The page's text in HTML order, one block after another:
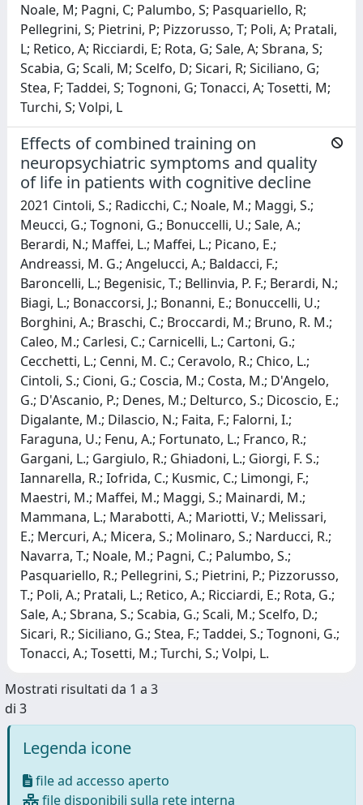
Noale, M; Pagni, C; Palumbo, S; Pasquariello, R;
Pellegrini, S; Pietrini, P; Pizzorusso, T; Poli, A; Pratali,
L; Retico, A; Ricciardi, E; Rota, G; Sale, A; Sbrana, S;
Scabia, G; Scali, M; Scelfo, D; Sicari, R; Siciliano, G;
Stea, F; Taddei, S; Tognoni, G; Tonacci, A; Tosetti, M;
Turchi, S; Volpi, L
Effects of combined training on
neuropsychiatric symptoms and quality
of life in patients with cognitive decline
2021 Cintoli, S.; Radicchi, C.; Noale, M.; Maggi, S.;
Meucci, G.; Tognoni, G.; Bonuccelli, U.; Sale, A.;
Berardi, N.; Maffei, L.; Maffei, L.; Picano, E.;
Andreassi, M. G.; Angelucci, A.; Baldacci, F.;
Baroncelli, L.; Begenisic, T.; Bellinvia, P. F.; Berardi, N.;
Biagi, L.; Bonaccorsi, J.; Bonanni, E.; Bonuccelli, U.;
Borghini, A.; Braschi, C.; Broccardi, M.; Bruno, R. M.;
Caleo, M.; Carlesi, C.; Carnicelli, L.; Cartoni, G.;
Cecchetti, L.; Cenni, M. C.; Ceravolo, R.; Chico, L.;
Cintoli, S.; Cioni, G.; Coscia, M.; Costa, M.; D'Angelo,
G.; D'Ascanio, P.; Denes, M.; Delturco, S.; Dicoscio, E.;
Digalante, M.; Dilascio, N.; Faita, F.; Falorni, I.;
Faraguna, U.; Fenu, A.; Fortunato, L.; Franco, R.;
Gargani, L.; Gargiulo, R.; Ghiadoni, L.; Giorgi, F. S.;
Iannarella, R.; Iofrida, C.; Kusmic, C.; Limongi, F.;
Maestri, M.; Maffei, M.; Maggi, S.; Mainardi, M.;
Mammana, L.; Marabotti, A.; Mariotti, V.; Melissari,
E.; Mercuri, A.; Micera, S.; Molinaro, S.; Narducci, R.;
Navarra, T.; Noale, M.; Pagni, C.; Palumbo, S.;
Pasquariello, R.; Pellegrini, S.; Pietrini, P.; Pizzorusso,
T.; Poli, A.; Pratali, L.; Retico, A.; Ricciardi, E.; Rota, G.;
Sale, A.; Sbrana, S.; Scabia, G.; Scali, M.; Scelfo, D.;
Sicari, R.; Siciliano, G.; Stea, F.; Taddei, S.; Tognoni, G.;
Tonacci, A.; Tosetti, M.; Turchi, S.; Volpi, L.
Mostrati risultati da 1 a 3
di 3
Legenda icone
file ad accesso aperto
file disponibili sulla rete interna